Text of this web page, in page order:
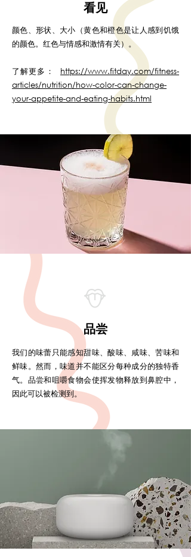
看见
颜色、形状、大小（黄色和橙色是让人感到饥饿
的颜色。红色与情感和激情有关）。
了解更多： https://www.fitday.com/fitness-
articles/nutrition/how-color-can-change-
your-appetite-and-eating-habits.html
品尝
我们的味蕾只能感知甜味、酸味、咸味、苦味和
鲜味。然而，味道并不能区分每种成分的独特香
气。品尝和咀嚼食物会使挥发物释放到鼻腔中，
因此可以被检测到。